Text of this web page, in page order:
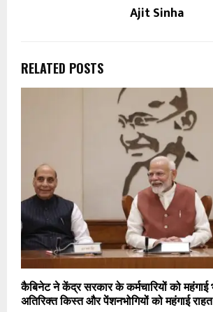
Ajit Sinha
RELATED POSTS
कैबिनेट ने केंद्र सरकार के कर्मचारियों को महंगाई
अतिरिक्त किस्त और पेंशनभोगियों को महंगाई